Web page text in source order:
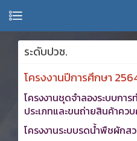
ระดับปวช.
โครงงานปีการศึกษา
โครงงานชุดจำลองระบบกา
ประเภทและขนถ่ายสินค้าคว
โครงงานระบบรดน้ำพืชผักส